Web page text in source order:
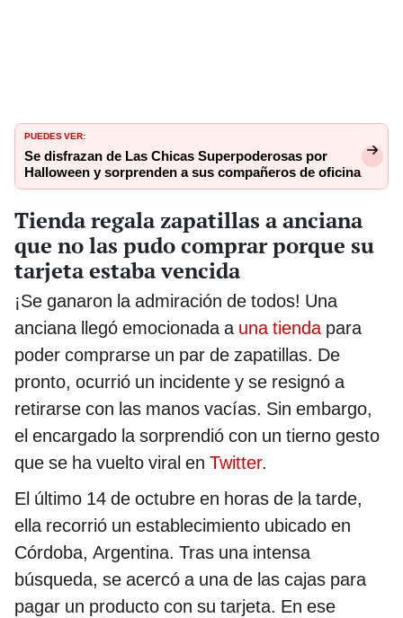
PUEDES VER:
Se disfrazan de Las Chicas Superpoderosas por
Halloween y sorprenden a sus compañeros de oficina
Tienda regala zapatillas a anciana
que no las pudo comprar porque su
tarjeta estaba vencida
¡Se ganaron la admiración de todos! Una
anciana llegó emocionada a una tienda para
poder comprarse un par de zapatillas. De
pronto, ocurrió un incidente y se resignó a
retirarse con las manos vacías. Sin embargo,
el encargado la sorprendió con un tierno gesto
que se ha vuelto viral en Twitter.
El último 14 de octubre en horas de la tarde,
ella recorrió un establecimiento ubicado en
Córdoba, Argentina. Tras una intensa
búsqueda, se acercó a una de las cajas para
pagar un producto con su tarjeta. En ese